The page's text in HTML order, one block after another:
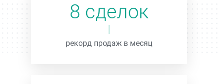
8 сделок
рекорд продаж в месяц